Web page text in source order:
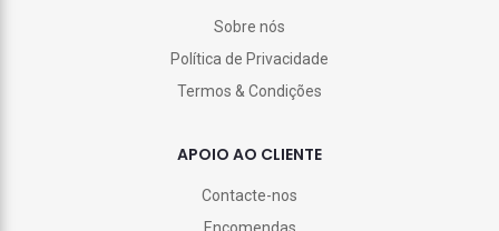
Sobre nós
Política de Privacidade
Termos & Condições
APOIO AO CLIENTE
Contacte-nos